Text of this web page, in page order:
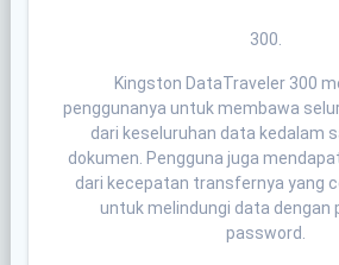
300.
Kingston DataTraveler 300
penggunanya untuk membawa
dari keseluruhan data kedalam
dokumen. Pengguna juga
dari kecepatan transfernya yang
untuk melindungi data dengan
password.